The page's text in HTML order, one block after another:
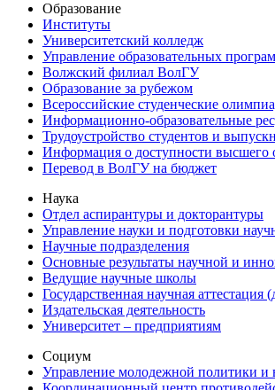
Образование
Институты
Университетский колледж
Управление образовательных
Волжский филиал ВолГУ
Образование за рубежом
Всероссийские студенческие
Информационно-образовательные
Трудоустройство студентов и
Информация о доступности высшего
Перевод в ВолГУ на бюджет
Наука
Отдел аспирантуры и докторантуры
Управление науки и подготовки
Научные подразделения
Основные результаты научной и
Ведущие научные школы
Государственная научная
Издательская деятельность
Университет – предприятиям
Социум
Управление молодежной политики и